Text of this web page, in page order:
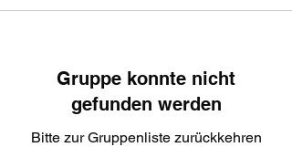
Gruppe konnte nicht
gefunden werden
Bitte zur Gruppenliste zurückkehren